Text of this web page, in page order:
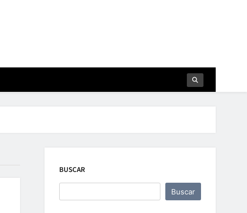
BUSCAR
Buscar